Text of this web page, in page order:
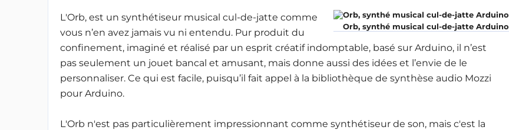
Orb, synthé musical cul-de-jatte Arduino
L'Orb, est un synthétiseur musical cul-de-jatte comme
vous n’en avez jamais vu ni entendu. Pur produit du
confinement, imaginé et réalisé par un esprit créatif indomptable, basé sur Arduino, il n’est
pas seulement un jouet bancal et amusant, mais donne aussi des idées et l’envie de le
personnaliser. Ce qui est facile, puisqu’il fait appel à la bibliothèque de synthèse audio Mozzi
pour Arduino.
L'Orb n'est pas particulièrement impressionnant comme synthétiseur de son, mais c'est la